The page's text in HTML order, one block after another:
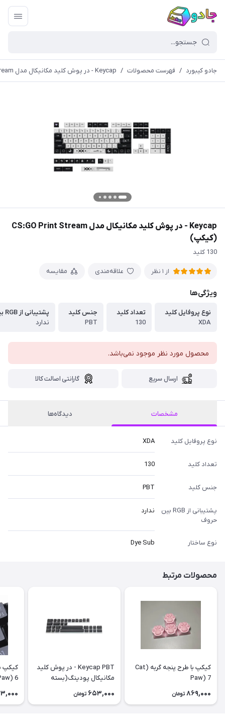
جادو کیبورد / فهرست محصولات / Keycap - در پوش کلید مکانیکال مدل CS:GO Print Stream (کیکپ)
Keycap - در پوش کلید مکانیکال مدل CS:GO Print Stream
(کیکپ)
130 کلید
از 1 نظر علاقه‌مندی مقایسه
ویژگی‌ها
نوع پروفایل کلید
XDA
تعداد کلید
130
جنس کلید
PBT
پشتیبانی از RGB بین حروف
ندارد
محصول مورد نظر موجود نمی‌باشد.
ارسال سریع گارانتی اصالت کالا
مشخصات دیدگاه‌ها
نوع پروفایل کلید XDA
تعداد کلید 130
جنس کلید PBT
پشتیبانی از RGB بین
حروف
ندارد
نوع ساختار Dye Sub
محصولات مرتبط
کیکپ با طرح پنجه گربه (Cat
Paw) 7
869,000 تومان
Keycap PBT - در پوش کلید
مکانیکال پودینگ(بسته
الحاقی) Extra Pudding
653,000 تومان
6